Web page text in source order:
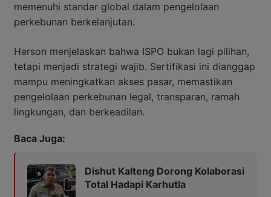
memenuhi standar global dalam pengelolaan
perkebunan berkelanjutan.
Herson menjelaskan bahwa ISPO bukan lagi pilihan,
tetapi menjadi strategi wajib. Sertifikasi ini dianggap
mampu meningkatkan akses pasar, memastikan
pengelolaan perkebunan legal, transparan, ramah
lingkungan, dan berkeadilan.
Baca Juga:
Dishut Kalteng Dorong Kolaborasi
Total Hadapi Karhutla